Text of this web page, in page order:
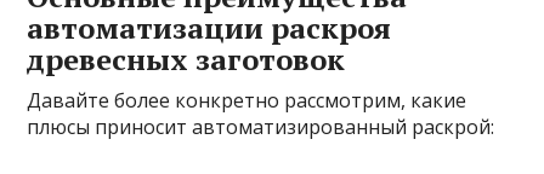
автоматизации раскроя
древесных заготовок
Давайте более конкретно рассмотрим, какие
плюсы приносит автоматизированный раскрой: